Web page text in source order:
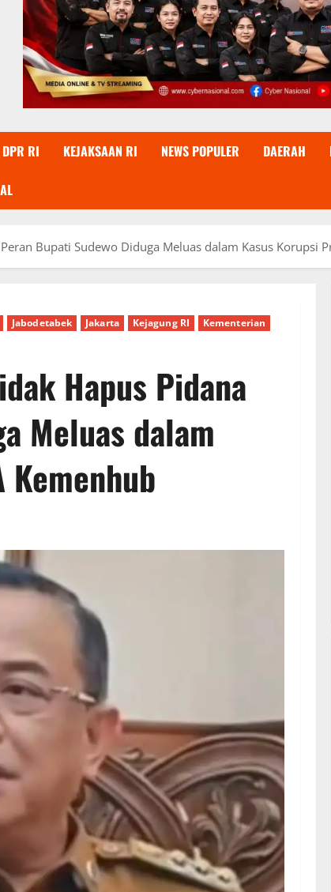
DPR RI KEJAKSAAN RI NEWS POPULER DAERAH
Bupati Sudewo Diduga Meluas dalam Kasus Korupsi
Jabodetabek Jakarta Kejagung RI
Kementerian
Hapus Pidana
Meluas dalam
Kemenhub